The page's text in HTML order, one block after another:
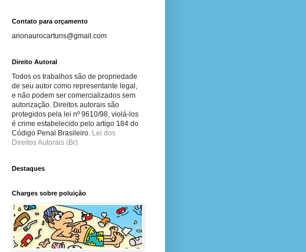
Contato para orçamento
arionaurocartuns@gmail.com
Direito Autoral
Todos os trabalhos são de propriedade
de seu autor como representante legal,
e não podem ser comercializados sem
autorização. Direitos autorais são
protegidos pela lei nº 9610/98, violá-los
é crime estabelecido pelo artigo 184 do
Código Penal Brasileiro. Lei dos
Direitos Autorais (Br)
Destaques
Charges sobre poluição